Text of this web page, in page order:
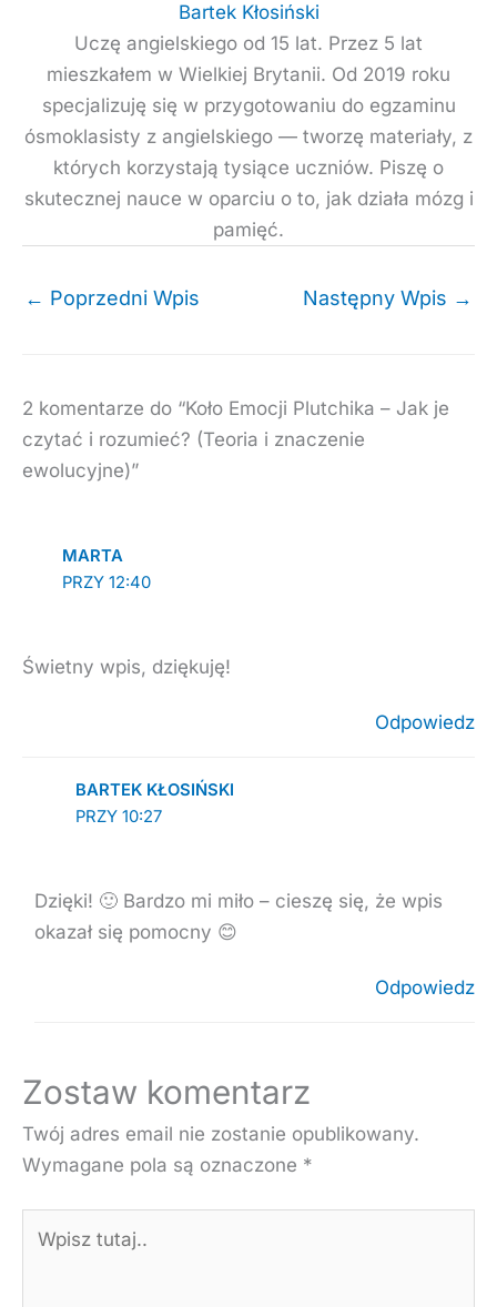
Bartek Kłosiński
Uczę angielskiego od 15 lat. Przez 5 lat
mieszkałem w Wielkiej Brytanii. Od 2019 roku
specjalizuję się w przygotowaniu do egzaminu
ósmoklasisty z angielskiego — tworzę materiały, z
których korzystają tysiące uczniów. Piszę o
skutecznej nauce w oparciu o to, jak działa mózg i
pamięć.
← Poprzedni Wpis Następny Wpis →
2 komentarze do “Koło Emocji Plutchika – Jak je
czytać i rozumieć? (Teoria i znaczenie
ewolucyjne)”
MARTA
PRZY 12:40
Świetny wpis, dziękuję!
Odpowiedz
BARTEK KŁOSIŃSKI
PRZY 10:27
Dzięki! 🙂 Bardzo mi miło – cieszę się, że wpis
okazał się pomocny 😊
Odpowiedz
Zostaw komentarz
Twój adres email nie zostanie opublikowany.
Wymagane pola są oznaczone *
tutaj..